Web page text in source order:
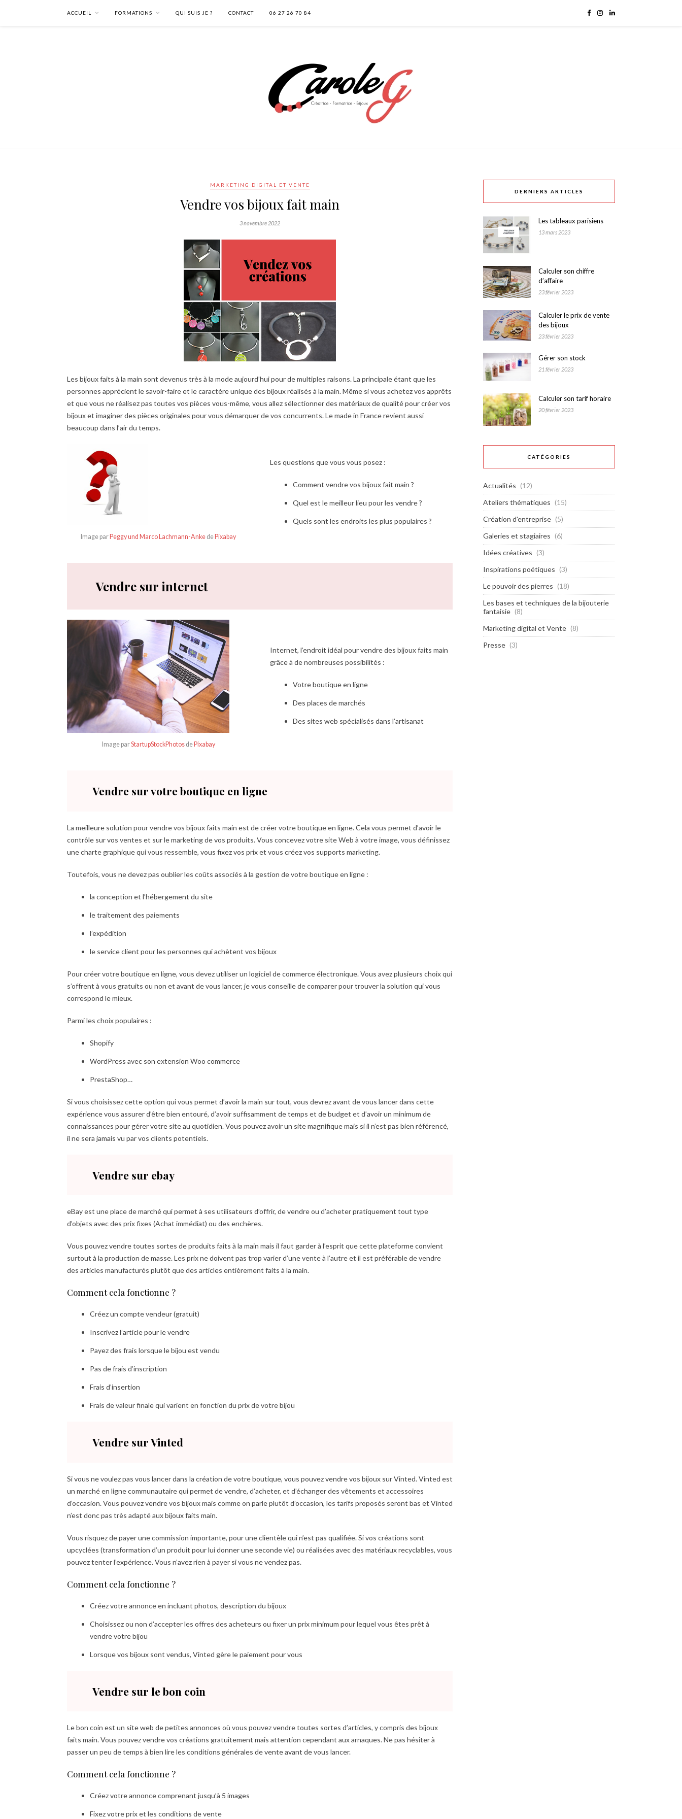
ACCUEIL FORMATIONS QUI SUIS JE ? CONTACT 06 27 26 70 84
MARKETING DIGITAL ET VENTE
Vendre vos bijoux fait main
3 novembre 2022
Les bijoux faits à la main sont devenus très à la mode aujourd’hui pour de multiples raisons. La principale étant que les
personnes apprécient le savoir-faire et le caractère unique des bijoux réalisés à la main. Même si vous achetez vos apprêts
et que vous ne réalisez pas toutes vos pièces vous-même, vous allez sélectionner des matériaux de qualité pour créer vos
bijoux et imaginer des pièces originales pour vous démarquer de vos concurrents. Le made in France revient aussi
beaucoup dans l’air du temps.
Image parPeggy und Marco Lachmann-Anke dePixabay
Les questions que vous vous posez :
Comment vendre vos bijoux fait main ?
Quel est le meilleur lieu pour les vendre ?
Quels sont les endroits les plus populaires ?
Vendre sur internet
Image parStartupStockPhotosdePixabay
Internet, l’endroit idéal pour vendre des bijoux faits main
grâce à de nombreuses possibilités :
Votre boutique en ligne
Des places de marchés
Des sites web spécialisés dans l’artisanat
Vendre sur votre boutique en ligne
La meilleure solution pour vendre vos bijoux faits main est de créer votre boutique en ligne. Cela vous permet d’avoir le
contrôle sur vos ventes et sur le marketing de vos produits. Vous concevez votre site Web à votre image, vous définissez
une charte graphique qui vous ressemble, vous fixez vos prix et vous créez vos supports marketing.
Toutefois, vous ne devez pas oublier les coûts associés à la gestion de votre boutique en ligne :
la conception et l’hébergement du site
le traitement des paiements
l’expédition
le service client pour les personnes qui achètent vos bijoux
Pour créer votre boutique en ligne, vous devez utiliser un logiciel de commerce électronique. Vous avez plusieurs choix qui
s’offrent à vous gratuits ou non et avant de vous lancer, je vous conseille de comparer pour trouver la solution qui vous
correspond le mieux.
Parmi les choix populaires :
Shopify
WordPress avec son extension Woo commerce
PrestaShop…
Si vous choisissez cette option qui vous permet d’avoir la main sur tout, vous devrez avant de vous lancer dans cette
expérience vous assurer d’être bien entouré, d’avoir suffisamment de temps et de budget et d’avoir un minimum de
connaissances pour gérer votre site au quotidien. Vous pouvez avoir un site magnifique mais si il n’est pas bien référencé,
il ne sera jamais vu par vos clients potentiels.
Vendre sur ebay
eBay est une place de marché qui permet à ses utilisateurs d’offrir, de vendre ou d’acheter pratiquement tout type
d’objets avec des prix fixes (Achat immédiat) ou des enchères.
Vous pouvez vendre toutes sortes de produits faits à la main mais il faut garder à l’esprit que cette plateforme convient
surtout à la production de masse. Les prix ne doivent pas trop varier d’une vente à l’autre et il est préférable de vendre
des articles manufacturés plutôt que des articles entièrement faits à la main.
Comment cela fonctionne ?
Créez un compte vendeur (gratuit)
Inscrivez l’article pour le vendre
Payez des frais lorsque le bijou est vendu
Pas de frais d’inscription
Frais d’insertion
Frais de valeur finale qui varient en fonction du prix de votre bijou
Vendre sur Vinted
Si vous ne voulez pas vous lancer dans la création de votre boutique, vous pouvez vendre vos bijoux sur Vinted. Vinted est
un marché en ligne communautaire qui permet de vendre, d’acheter, et d’échanger des vêtements et accessoires
d’occasion. Vous pouvez vendre vos bijoux mais comme on parle plutôt d’occasion, les tarifs proposés seront bas et Vinted
n’est donc pas très adapté aux bijoux faits main.
Vous risquez de payer une commission importante, pour une clientèle qui n’est pas qualifiée. Si vos créations sont
upcyclées (transformation d’un produit pour lui donner une seconde vie) ou réalisées avec des matériaux recyclables, vous
pouvez tenter l’expérience. Vous n’avez rien à payer si vous ne vendez pas.
Comment cela fonctionne ?
Créez votre annonce en incluant photos, description du bijoux
Choisissez ou non d’accepter les offres des acheteurs ou fixer un prix minimum pour lequel vous êtes prêt à
vendre votre bijou
Lorsque vos bijoux sont vendus, Vinted gère le paiement pour vous
Vendre sur le bon coin
Le bon coin est un site web de petites annonces où vous pouvez vendre toutes sortes d’articles, y compris des bijoux
faits main. Vous pouvez vendre vos créations gratuitement mais attention cependant aux arnaques. Ne pas hésiter à
passer un peu de temps à bien lire les conditions générales de vente avant de vous lancer.
Comment cela fonctionne ?
Créez votre annonce comprenant jusqu’à 5 images
Fixez votre prix et les conditions de vente
DERNIERS ARTICLES
Les tableaux parisiens
13 mars 2023
Calculer son chiffre
d’affaire
23 février 2023
Calculer le prix de vente
des bijoux
23 février 2023
Gérer son stock
21 février 2023
Calculer son tarif horaire
20 février 2023
CATÉGORIES
Actualités (12)
Ateliers thématiques (15)
Création d'entreprise (5)
Galeries et stagiaires (6)
Idées créatives (3)
Inspirations poétiques (3)
Le pouvoir des pierres (18)
Les bases et techniques de la bijouterie
fantaisie (8)
Marketing digital et Vente (8)
Presse (3)